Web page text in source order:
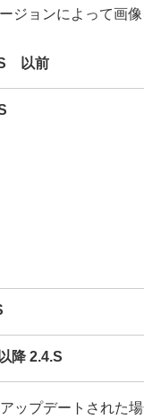
ジョンによって画
以前
降 2.4.S
ップデートされた